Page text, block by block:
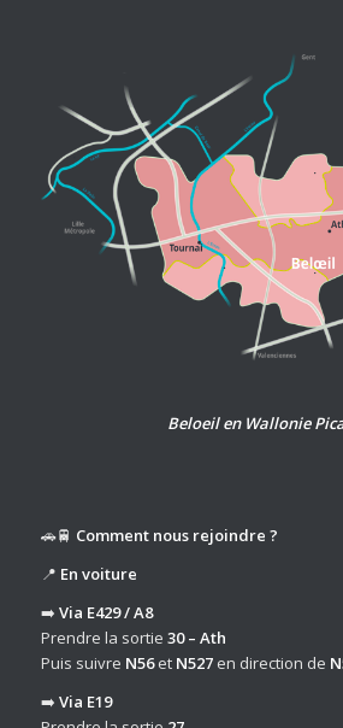
Beloeil en Wallonie
🚗🚆 Comment nous rejoindre ?
📍 En voiture
➡️ Via E429 / A8
Prendre la sortie 30 – Ath
Puis suivre N56et N527en direction de
➡️ Via E19